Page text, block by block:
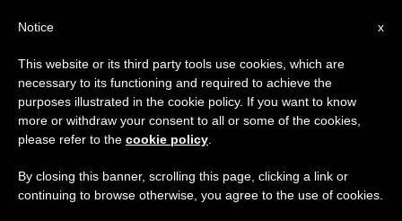
×
Aviso importante
Del 27 de julio al 7 de agosto haremos la pausa
anual, aprovechando que en el periodo de verano
se generan menos informaciones y también el
x
Notice
This website or its third party tools use cookies, which are
necessary to its functioning and required to achieve the
purposes illustrated in the cookie policy. If you want to know
more or withdraw your consent to all or some of the cookies,
please refer to the cookie policy
By closing this banner, scrolling this page, clicking a link or
continuing to browse otherwise, you agree to the use of cookies.